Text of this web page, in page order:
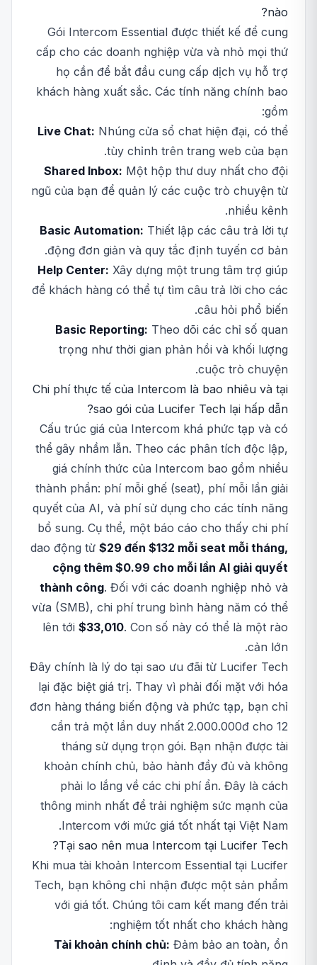
nào?
Gói Intercom Essential được thiết kế để cung
cấp cho các doanh nghiệp vừa và nhỏ mọi thứ
họ cần để bắt đầu cung cấp dịch vụ hỗ trợ
khách hàng xuất sắc. Các tính năng chính bao
gồm:
Live Chat: Nhúng cửa sổ chat hiện đại, có thể
tùy chỉnh trên trang web của bạn.
Shared Inbox: Một hộp thư duy nhất cho đội
ngũ của bạn để quản lý các cuộc trò chuyện từ
nhiều kênh.
Basic Automation: Thiết lập các câu trả lời tự
động đơn giản và quy tắc định tuyến cơ bản.
Help Center: Xây dựng một trung tâm trợ giúp
để khách hàng có thể tự tìm câu trả lời cho các
câu hỏi phổ biến.
Basic Reporting: Theo dõi các chỉ số quan
trọng như thời gian phản hồi và khối lượng
cuộc trò chuyện.
Chi phí thực tế của Intercom là bao nhiêu và tại
sao gói của Lucifer Tech lại hấp dẫn?
Cấu trúc giá của Intercom khá phức tạp và có
thể gây nhầm lẫn. Theo các phân tích độc lập,
giá chính thức của Intercom bao gồm nhiều
thành phần: phí mỗi ghế (seat), phí mỗi lần giải
quyết của AI, và phí sử dụng cho các tính năng
bổ sung. Cụ thể, một báo cáo cho thấy chi phí
dao động từ $29 đến $132 mỗi seat mỗi tháng,
cộng thêm $0.99 cho mỗi lần AI giải quyết
thành công. Đối với các doanh nghiệp nhỏ và
vừa (SMB), chi phí trung bình hàng năm có thể
lên tới $33,010. Con số này có thể là một rào
cản lớn.
Đây chính là lý do tại sao ưu đãi từ Lucifer Tech
lại đặc biệt giá trị. Thay vì phải đối mặt với hóa
đơn hàng tháng biến động và phức tạp, bạn chỉ
cần trả một lần duy nhất 2.000.000đ cho 12
tháng sử dụng trọn gói. Bạn nhận được tài
khoản chính chủ, bảo hành đầy đủ và không
phải lo lắng về các chi phí ẩn. Đây là cách
thông minh nhất để trải nghiệm sức mạnh của
Intercom với mức giá tốt nhất tại Việt Nam.
Tại sao nên mua Intercom tại Lucifer Tech?
Khi mua tài khoản Intercom Essential tại Lucifer
Tech, bạn không chỉ nhận được một sản phẩm
với giá tốt. Chúng tôi cam kết mang đến trải
nghiệm tốt nhất cho khách hàng:
Tài khoản chính chủ: Đảm bảo an toàn, ổn